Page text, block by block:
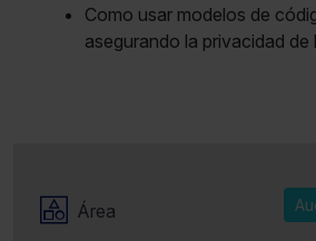
Como usar modelos de
asegurando la privacidad de
Área